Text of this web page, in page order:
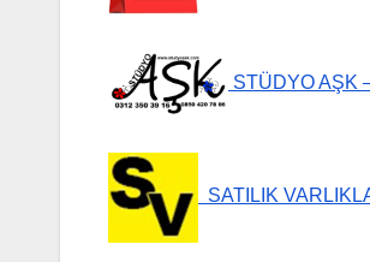
STÜDYO AŞK
SATILIK